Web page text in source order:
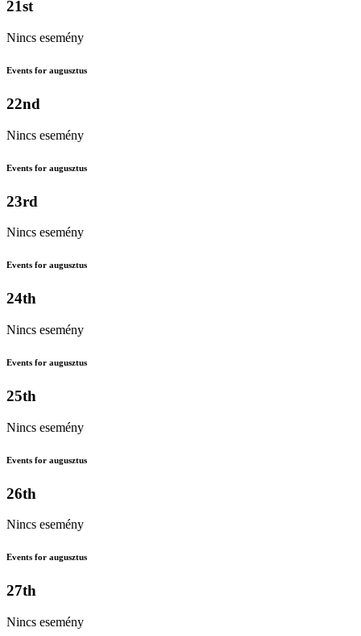
21st
Nincs esemény
Events for augusztus
22nd
Nincs esemény
Events for augusztus
23rd
Nincs esemény
Events for augusztus
24th
Nincs esemény
Events for augusztus
25th
Nincs esemény
Events for augusztus
26th
Nincs esemény
Events for augusztus
27th
Nincs esemény